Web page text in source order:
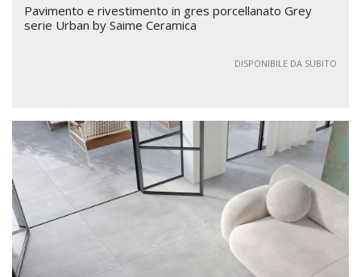
Pavimento e rivestimento in gres porcellanato Grey
serie Urban by Saime Ceramica
DISPONIBILE DA SUBITO